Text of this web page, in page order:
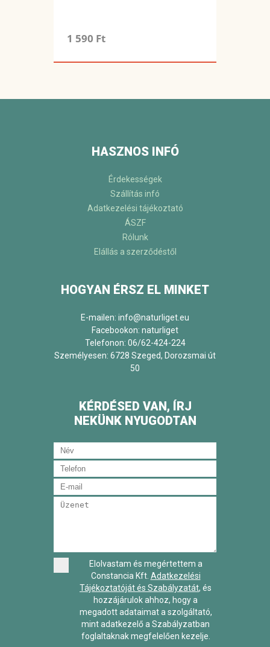
1 590 Ft
HASZNOS INFÓ
Érdekességek
Szállítás infó
Adatkezelési tájékoztató
ÁSZF
Rólunk
Elállás a szerződéstől
HOGYAN ÉRSZ EL MINKET
E-mailen: info@naturliget.eu
Facebookon: naturliget
Telefonon: 06/62-424-224
Személyesen: 6728 Szeged, Dorozsmai út
50
KÉRDÉSED VAN, ÍRJ
NEKÜNK NYUGODTAN
Elolvastam és megértettem a
Constancia Kft. Adatkezelési
Tájékoztatóját és Szabályzatát, és
hozzájárulok ahhoz, hogy a
megadott adataimat a szolgáltató,
mint adatkezelő a Szabályzatban
foglaltaknak megfelelően kezelje.